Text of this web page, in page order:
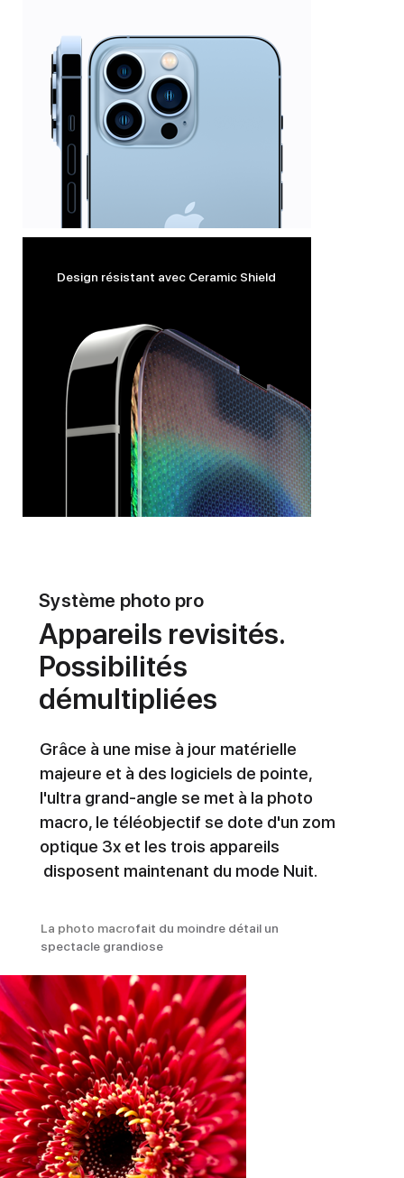
Design résistant avec Ceramic Shield
Système photo pro
Appareils revisités.
Possibilités
démultipliées
Grâce à une mise à jour matérielle
majeure et à des logiciels de pointe,
l'ultra grand-angle se met à la photo
macro, le téléobjectif se dote d'un zom
optique 3x et les trois appareils
disposent maintenant du mode Nuit.
La photo macrofait du moindre détail un
spectacle grandiose